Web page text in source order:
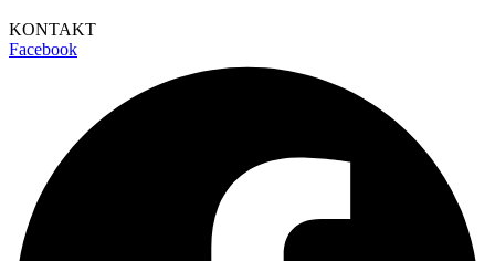
KONTAKT
Facebook